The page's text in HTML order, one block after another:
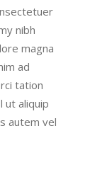
nibh
magna
ad
tation
ut aliquip
autem vel